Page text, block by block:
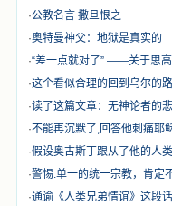
·公教名言 撒旦恨之
·奥特曼神父：地狱是真实的
·“差一点就对了” ——关于思
·这个看似合理的回到乌尔的
·读了这篇文章：无神论者的
·不能再沉默了,回答他刺痛耶
·假设奥古斯丁跟从了他的人
·警惕:单一的统一宗教，肯定
·通谕《人类兄弟情谊》这段